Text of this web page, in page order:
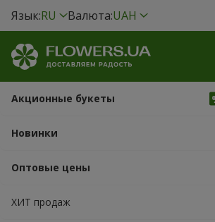
Язык:RU Валюта:UAH
Акционные букеты
Новинки
Оптовые цены
ХИТ продаж